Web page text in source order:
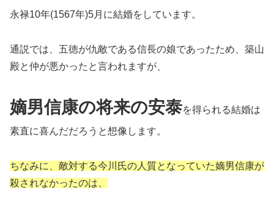
永禄10年(1567年)5月に結婚をしています。
通説では、五徳が仇敵である信長の娘であったため、築山
殿と仲が悪かったと言われますが、
嫡男信康の将来の安泰を得られる結婚は
素直に喜んだだろうと想像します。
ちなみに、敵対する今川氏の人質となっていた嫡男信康が
殺されなかったのは、